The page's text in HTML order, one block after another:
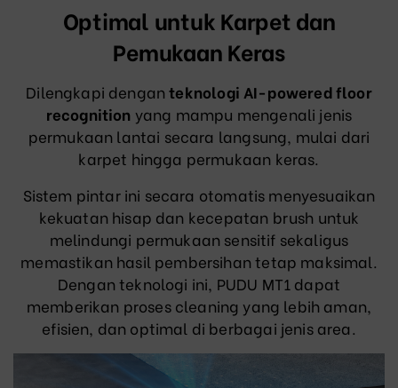
Optimal untuk Karpet dan
Pemukaan Keras
Dilengkapi denganteknologi AI-powered floor
recognition yang mampu mengenali jenis
permukaan lantai secara langsung, mulai dari
karpet hingga permukaan keras.
Sistem pintar ini secara otomatis menyesuaikan
kekuatan hisap dan kecepatan brush untuk
melindungi permukaan sensitif sekaligus
memastikan hasil pembersihan tetap maksimal.
Dengan teknologi ini, PUDU MT1 dapat
memberikan proses cleaning yang lebih aman,
efisien, dan optimal di berbagai jenis area.